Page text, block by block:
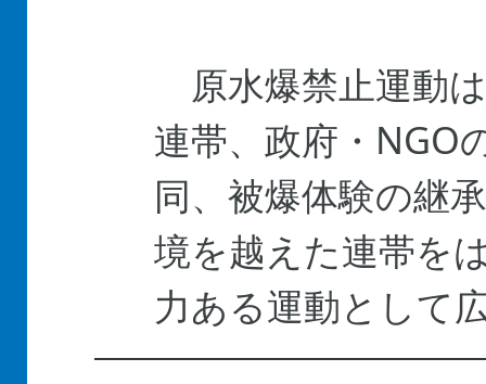
原水爆禁止運動
連帯、政府・NGO
同、被爆体験の継
境を越えた連帯を
力ある運動として